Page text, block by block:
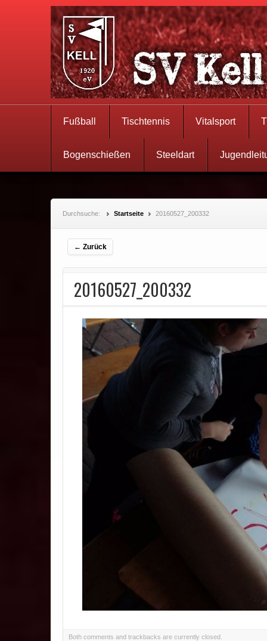
Fußball Tischtennis Vitalsport
Bogenschießen Steeldart
Durchsuche: Startseite 20160527_200332
← Zurück
20160527_200332
Both comments and trackbacks are currently closed.